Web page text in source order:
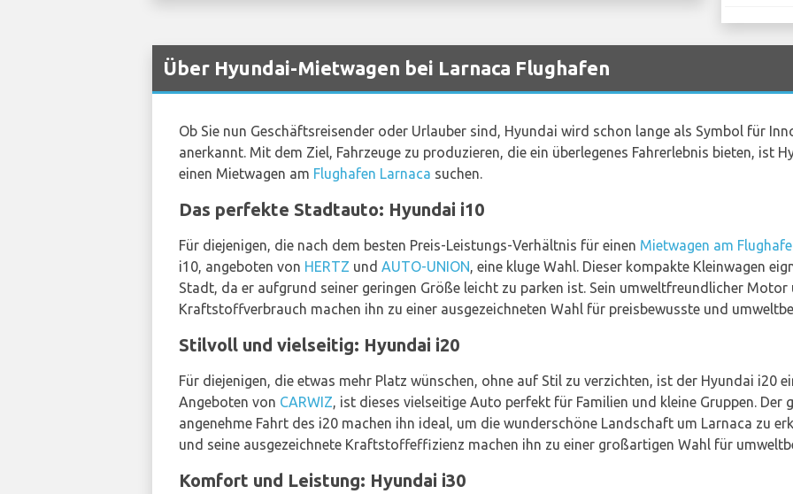
Über Hyundai-Mietwagen bei Larnaca Flughafen
Ob Sie nun Geschäftsreisender oder Urlauber sind, Hyundai wird schon lange als Symbol für
anerkannt. Mit dem Ziel, Fahrzeuge zu produzieren, die ein überlegenes Fahrerlebnis bieten, ist
einen Mietwagen am Flughafen Larnaca suchen.
Das perfekte Stadtauto: Hyundai i10
Für diejenigen, die nach dem besten Preis-Leistungs-Verhältnis für einen Mietwagen am
i10, angeboten von HERTZ und AUTO-UNION, eine kluge Wahl. Dieser kompakte Kleinwagen
Stadt, da er aufgrund seiner geringen Größe leicht zu parken ist. Sein umweltfreundlicher Motor
Kraftstoffverbrauch machen ihn zu einer ausgezeichneten Wahl für preisbewusste und
Stilvoll und vielseitig: Hyundai i20
Für diejenigen, die etwas mehr Platz wünschen, ohne auf Stil zu verzichten, ist der Hyundai i20
Angeboten von CARWIZ, ist dieses vielseitige Auto perfekt für Familien und kleine Gruppen. Der
angenehme Fahrt des i20 machen ihn ideal, um die wunderschöne Landschaft um Larnaca zu
und seine ausgezeichnete Kraftstoffeffizienz machen ihn zu einer großartigen Wahl für
Komfort und Leistung: Hyundai i30